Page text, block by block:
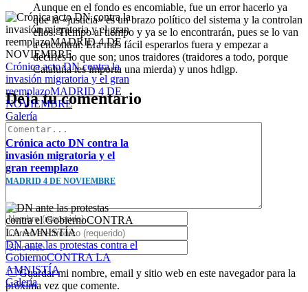
Crónica acto DN contra la
invasión migratoria y el gran
reemplazoMADRID 4 DE
NOVIEMBRE
Galería
Crónica acto DN contra la
invasión migratoria y el
gran reemplazo
MADRID 4 DE NOVIEMBRE
DN ante las protestas contra el
GobiernoCONTRA LA
AMNISTÍA
Galería
Aunque en el fondo es encomiable, fue un error hacerlo ya
que la «justicia» es un brazo político del sistema y la controlan
ellos. Tiempo al tiempo y ya se lo encontrarán, pues se lo van
a encontrar. Era más fácil esperarlos fuera y empezar a
decirles lo que son; unos traidores (traidores a todo, porque
Cataluña les importa una mierda) y unos hdlgp.
Deja tu comentario
Comentar
Guardar mi nombre, email y sitio web en este navegador para la
próxima vez que comente.